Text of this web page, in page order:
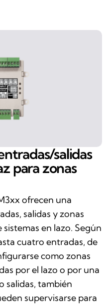
salidas
para zonas
ofrecen una
salidas y zonas
en lazo. Según
cuatro entradas, de
como zonas
por el lazo o por una
salidas, también
supervisarse para